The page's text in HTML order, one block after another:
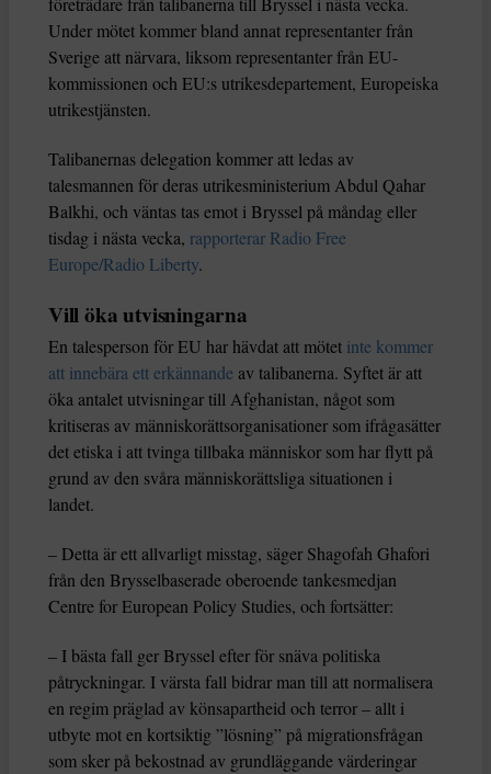
Under mötet kommer bland annat representanter från
Sverige att närvara, liksom representanter från EU-
kommissionen och EU:s utrikesdepartement, Europeiska
utrikestjänsten.
Talibanernas delegation kommer att ledas av
talesmannen för deras utrikesministerium Abdul Qahar
Balkhi, och väntas tas emot i Bryssel på måndag eller
tisdag i nästa vecka, rapporterar Radio Free
Europe/Radio Liberty.
Vill öka utvisningarna
En talesperson för EU har hävdat att mötet inte kommer
att innebära ett erkännande av talibanerna. Syftet är att
öka antalet utvisningar till Afghanistan, något som
kritiseras av människorättsorganisationer som ifrågasätter
det etiska i att tvinga tillbaka människor som har flytt på
grund av den svåra människorättsliga situationen i
landet.
– Detta är ett allvarligt misstag, säger Shagofah Ghafori
från den Brysselbaserade oberoende tankesmedjan
Centre for European Policy Studies, och fortsätter:
– I bästa fall ger Bryssel efter för snäva politiska
påtryckningar. I värsta fall bidrar man till att normalisera
en regim präglad av könsapartheid och terror – allt i
utbyte mot en kortsiktig ”lösning” på migrationsfrågan
som sker på bekostnad av grundläggande värderingar